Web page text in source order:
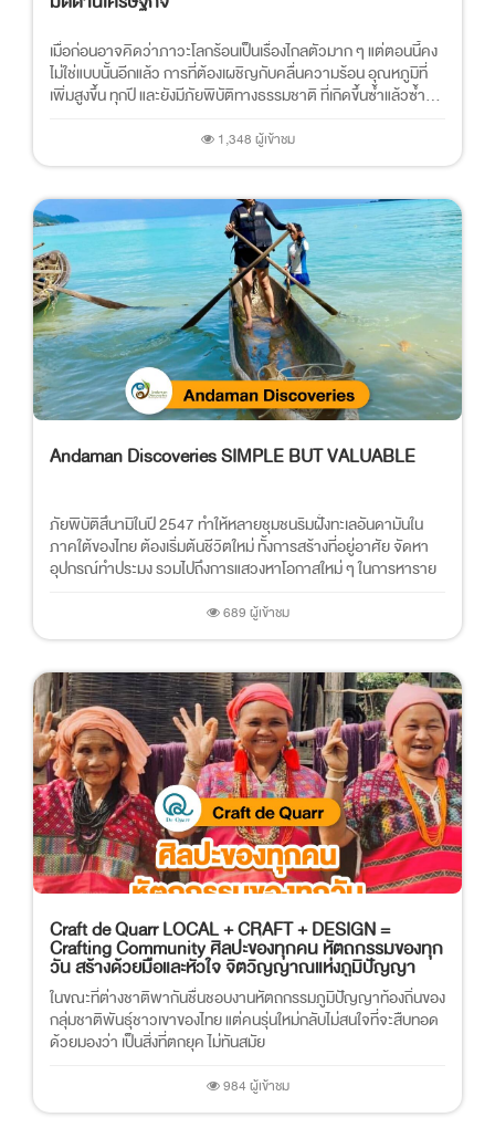
เมื่อก่อนอาจคิดว่าภาวะโลกร้อนเป็นเรื่องไกลตัวมาก ๆ แต่ตอนนี้คง
ไม่ใช่แบบนั้นอีกแล้ว การที่ต้องเผชิญกับคลื่นความร้อน อุณหภูมิที่
เพิ่มสูงขึ้น ทุกปี และยังมีภัยพิบัติทางธรรมชาติ ที่เกิดขึ้นซ้ำแล้วซ้ำ...
1,348 ผู้เข้าชม
Andaman Discoveries SIMPLE BUT VALUABLE
ภัยพิบัติสึนามิในปี 2547 ทำให้หลายชุมชนริมฝั่งทะเลอันดามันใน
ภาคใต้ของไทย ต้องเริ่มต้นชีวิตใหม่ ทั้งการสร้างที่อยู่อาศัย จัดหา
อุปกรณ์ทำประมง รวมไปถึงการแสวงหาโอกาสใหม่ ๆ ในการหาราย
689 ผู้เข้าชม
Craft de Quarr LOCAL + CRAFT + DESIGN =
Crafting Community ศิลปะของทุกคน หัตถกรรมของทุก
วัน สร้างด้วยมือและหัวใจ จิตวิญญาณแห่งภูมิปัญญา
ในขณะที่ต่างชาติพากันชื่นชอบงานหัตถกรรมภูมิปัญญาท้องถิ่นของ
กลุ่มชาติพันธุ์ชาวเขาของไทย แต่คนรุ่นใหม่กลับไม่สนใจที่จะสืบทอด
ด้วยมองว่า เป็นสิ่งที่ตกยุค ไม่ทันสมัย
984 ผู้เข้าชม